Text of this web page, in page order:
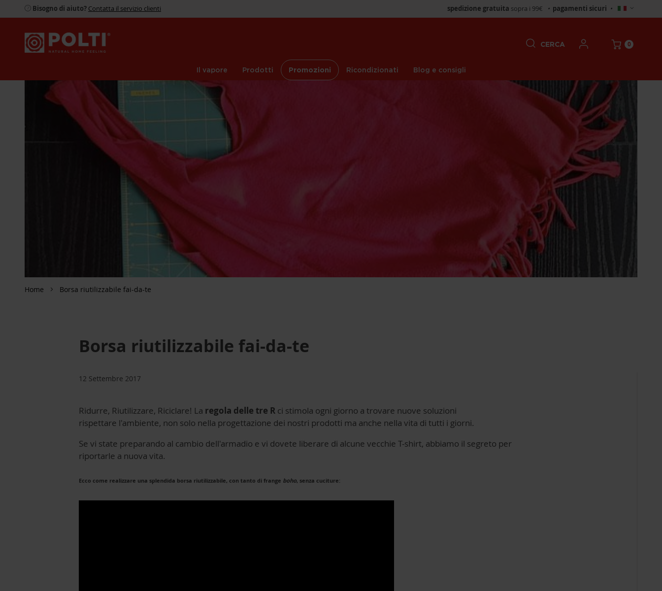
Bisogno di aiuto? Contatta il servizio clienti spedizione gratuita sopra i 99€ • pagamenti sicuri •
Seleziona
negozio
Il vapore Prodotti Promozioni Ricondizionati Blog e consigli
CERCA 0
Home Borsa riutilizzabile fai-da-te
Borsa riutilizzabile fai-da-te
12 Settembre 2017
Ridurre, Riutilizzare, Riciclare! La regola delle tre R ci stimola ogni giorno a trovare nuove soluzioni
rispettare l'ambiente, non solo nella progettazione dei nostri prodotti ma anche nella vita di tutti i giorni.
Se vi state preparando al cambio dell'armadio e vi dovete liberare di alcune vecchie T-shirt, abbiamo il segreto per
riportarle a nuova vita.
Ecco come realizzare una splendida borsa riutilizzabile, con tanto di frange boho, senza cuciture: